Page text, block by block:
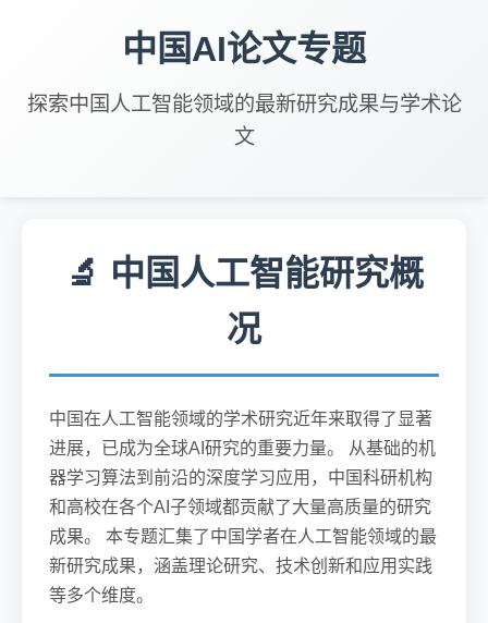
中国AI论文专题
探索中国人工智能领域的最新研究成果与学术论
文
🔬 中国人工智能研究概
况
中国在人工智能领域的学术研究近年来取得了显著
进展，已成为全球AI研究的重要力量。 从基础的机
器学习算法到前沿的深度学习应用，中国科研机构
和高校在各个AI子领域都贡献了大量高质量的研究
成果。 本专题汇集了中国学者在人工智能领域的最
新研究成果，涵盖理论研究、技术创新和应用实践
等多个维度。